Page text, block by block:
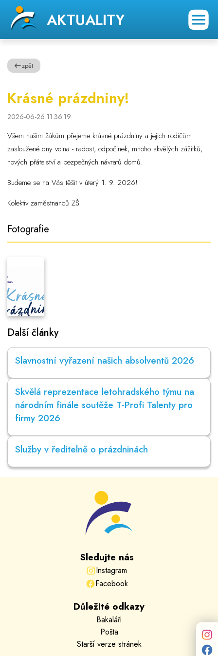
AKTUALITY
zpět
Krásné prázdniny!
2026-06-26 11:36:19
Všem našim žákům přejeme krásné prázdniny a jejich rodičům
zasloužené dny volna - radost, odpočinek, mnoho skvělých zážitků,
nových přátelství a bezpečných návratů domů.
Budeme se na Vás těšit v úterý 1. 9. 2026!
Kolektiv zaměstnanců ZŠ
Fotografie
Další články
Slavnostní vyřazení našich absolventů 2026
Skvělá reprezentace letohradského týmu na
národním finále soutěže T-Profi Talenty pro
firmy 2026
Služby v ředitelně o prázdninách
Sledujte nás
Instagram
Facebook
Důležité odkazy
Bakaláři
Pošta
Starší verze stránek